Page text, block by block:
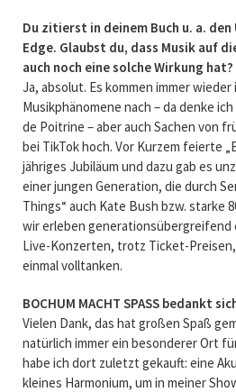
Du zitierst in deinem Buch u. a.
Edge. Glaubst du, dass Musik auf
auch noch eine solche Wirkung hat?
Ja, absolut. Es kommen immer
Musikphänomene nach – da denke
de Poitrine – aber auch Sachen von
bei TikTok hoch. Vor Kurzem feierte
jähriges Jubiläum und dazu gab es
einer jungen Generation, die durch
Things“ auch Kate Bush bzw. starke
wir erleben generationsübergreifend
Live-Konzerten, trotz Ticket-
einmal volltanken.
BOCHUM MACHT SPASS bedankt
Vielen Dank, das hat großen Spaß
natürlich immer ein besonderer Ort
habe ich dort zuletzt gekauft: eine
kleines Harmonium, um in meiner